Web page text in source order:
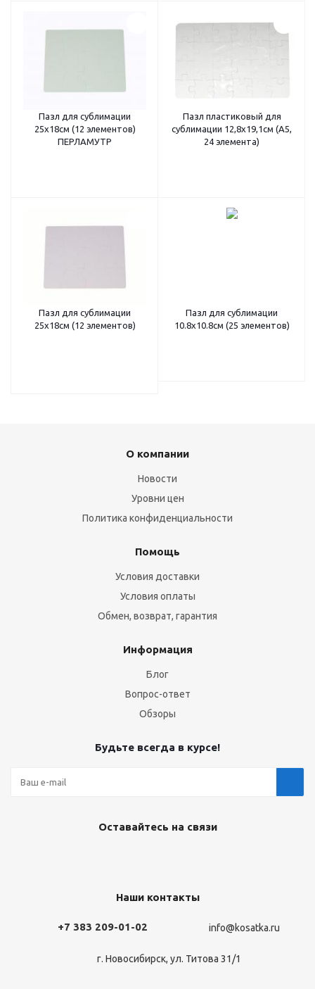
Пазл для сублимации
25х18см (12 элементов)
ПЕРЛАМУТР
Пазл пластиковый для
сублимации 12,8х19,1см (А5,
24 элемента)
Пазл для сублимации
25х18см (12 элементов)
Пазл для сублимации
10.8х10.8см (25 элементов)
О компании
Новости
Уровни цен
Политика конфиденциальности
Помощь
Условия доставки
Условия оплаты
Обмен, возврат, гарантия
Информация
Блог
Вопрос-ответ
Обзоры
Будьте всегда в курсе!
Оставайтесь на связи
Наши контакты
+7 383 209-01-02 info@kosatka.ru
г. Новосибирск, ул. Титова 31/1